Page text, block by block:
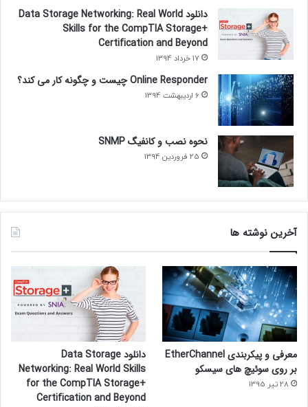
دانلود Data Storage Networking: Real World
Skills for the CompTIA Storage+
Certification and Beyond
17 خرداد 1394
Online Responder چیست و چگونه کار می کند؟
6 اردیبهشت 1394
نحوه نصب و کانفیگ SNMP
25 فروردین 1394
آخرین نوشته ها
معرفی و پیکربندی EtherChannel
بر روی سوئیچ های سیسکو
28 تیر 1395
دانلود Data Storage
Networking: Real World Skills
for the CompTIA Storage+
Certification and Beyond